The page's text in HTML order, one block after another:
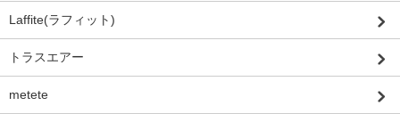
Laffite(ラフィット)
トラスエアー
metete